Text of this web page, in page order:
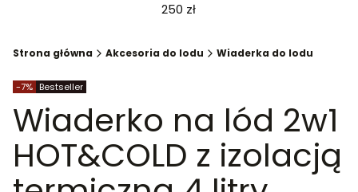
250 zł
Strona główna Akcesoria do lodu Wiaderka do lodu
Etykiety produktu
-7%zniżki
Bestseller
Wiaderko na lód 2w1
HOT&COLD z izolacją